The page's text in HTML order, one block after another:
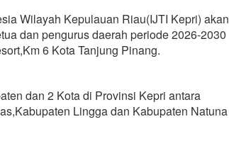
Wilayah Kepulauan Riau(IJTI Kepri) akan
dan pengurus daerah periode 2026-2030
6 Kota Tanjung Pinang.
dan 2 Kota di Provinsi Kepri antara
Lingga dan Kabupaten Natuna